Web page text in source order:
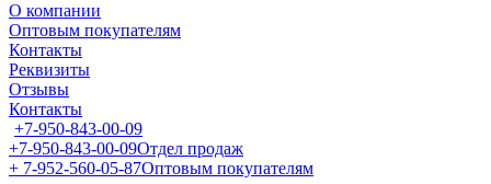
О компании
Оптовым покупателям
Контакты
Реквизиты
Отзывы
Контакты
+7-950-843-00-09
+7-950-843-00-09Отдел продаж
+ 7-952-560-05-87Оптовым покупателям